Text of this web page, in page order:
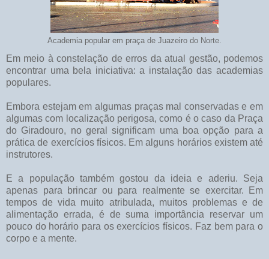
Academia popular em praça de Juazeiro do Norte.
Em meio à constelação de erros da atual gestão, podemos
encontrar uma bela iniciativa: a instalação das academias
populares.
Embora estejam em algumas praças mal conservadas e em
algumas com localização perigosa, como é o caso da Praça
do Giradouro, no geral significam uma boa opção para a
prática de exercícios físicos. Em alguns horários existem até
instrutores.
E a população também gostou da ideia e aderiu. Seja
apenas para brincar ou para realmente se exercitar. Em
tempos de vida muito atribulada, muitos problemas e de
alimentação errada, é de suma importância reservar um
pouco do horário para os exercícios físicos. Faz bem para o
corpo e a mente.